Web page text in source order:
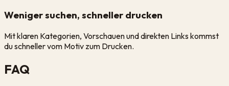
Weniger suchen, schneller drucken
Mit klaren Kategorien, Vorschauen und direkten Links kommst
du schneller vom Motiv zum Drucken.
FAQ